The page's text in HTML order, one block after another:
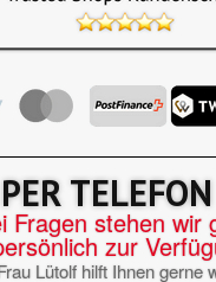
Fragen stehen wir
zur
Lütolf hilft Ihnen gerne